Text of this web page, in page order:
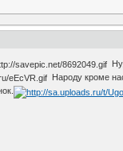
Народу кроме